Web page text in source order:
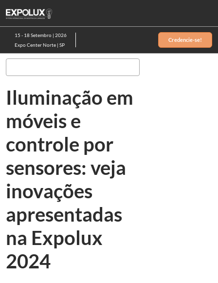
para
o
conteúdo
15 - 18 Setembro | 2026
Expo Center Norte | SP
Credencie-se!
Iluminação em
móveis e
controle por
sensores: veja
inovações
apresentadas
na Expolux
2024